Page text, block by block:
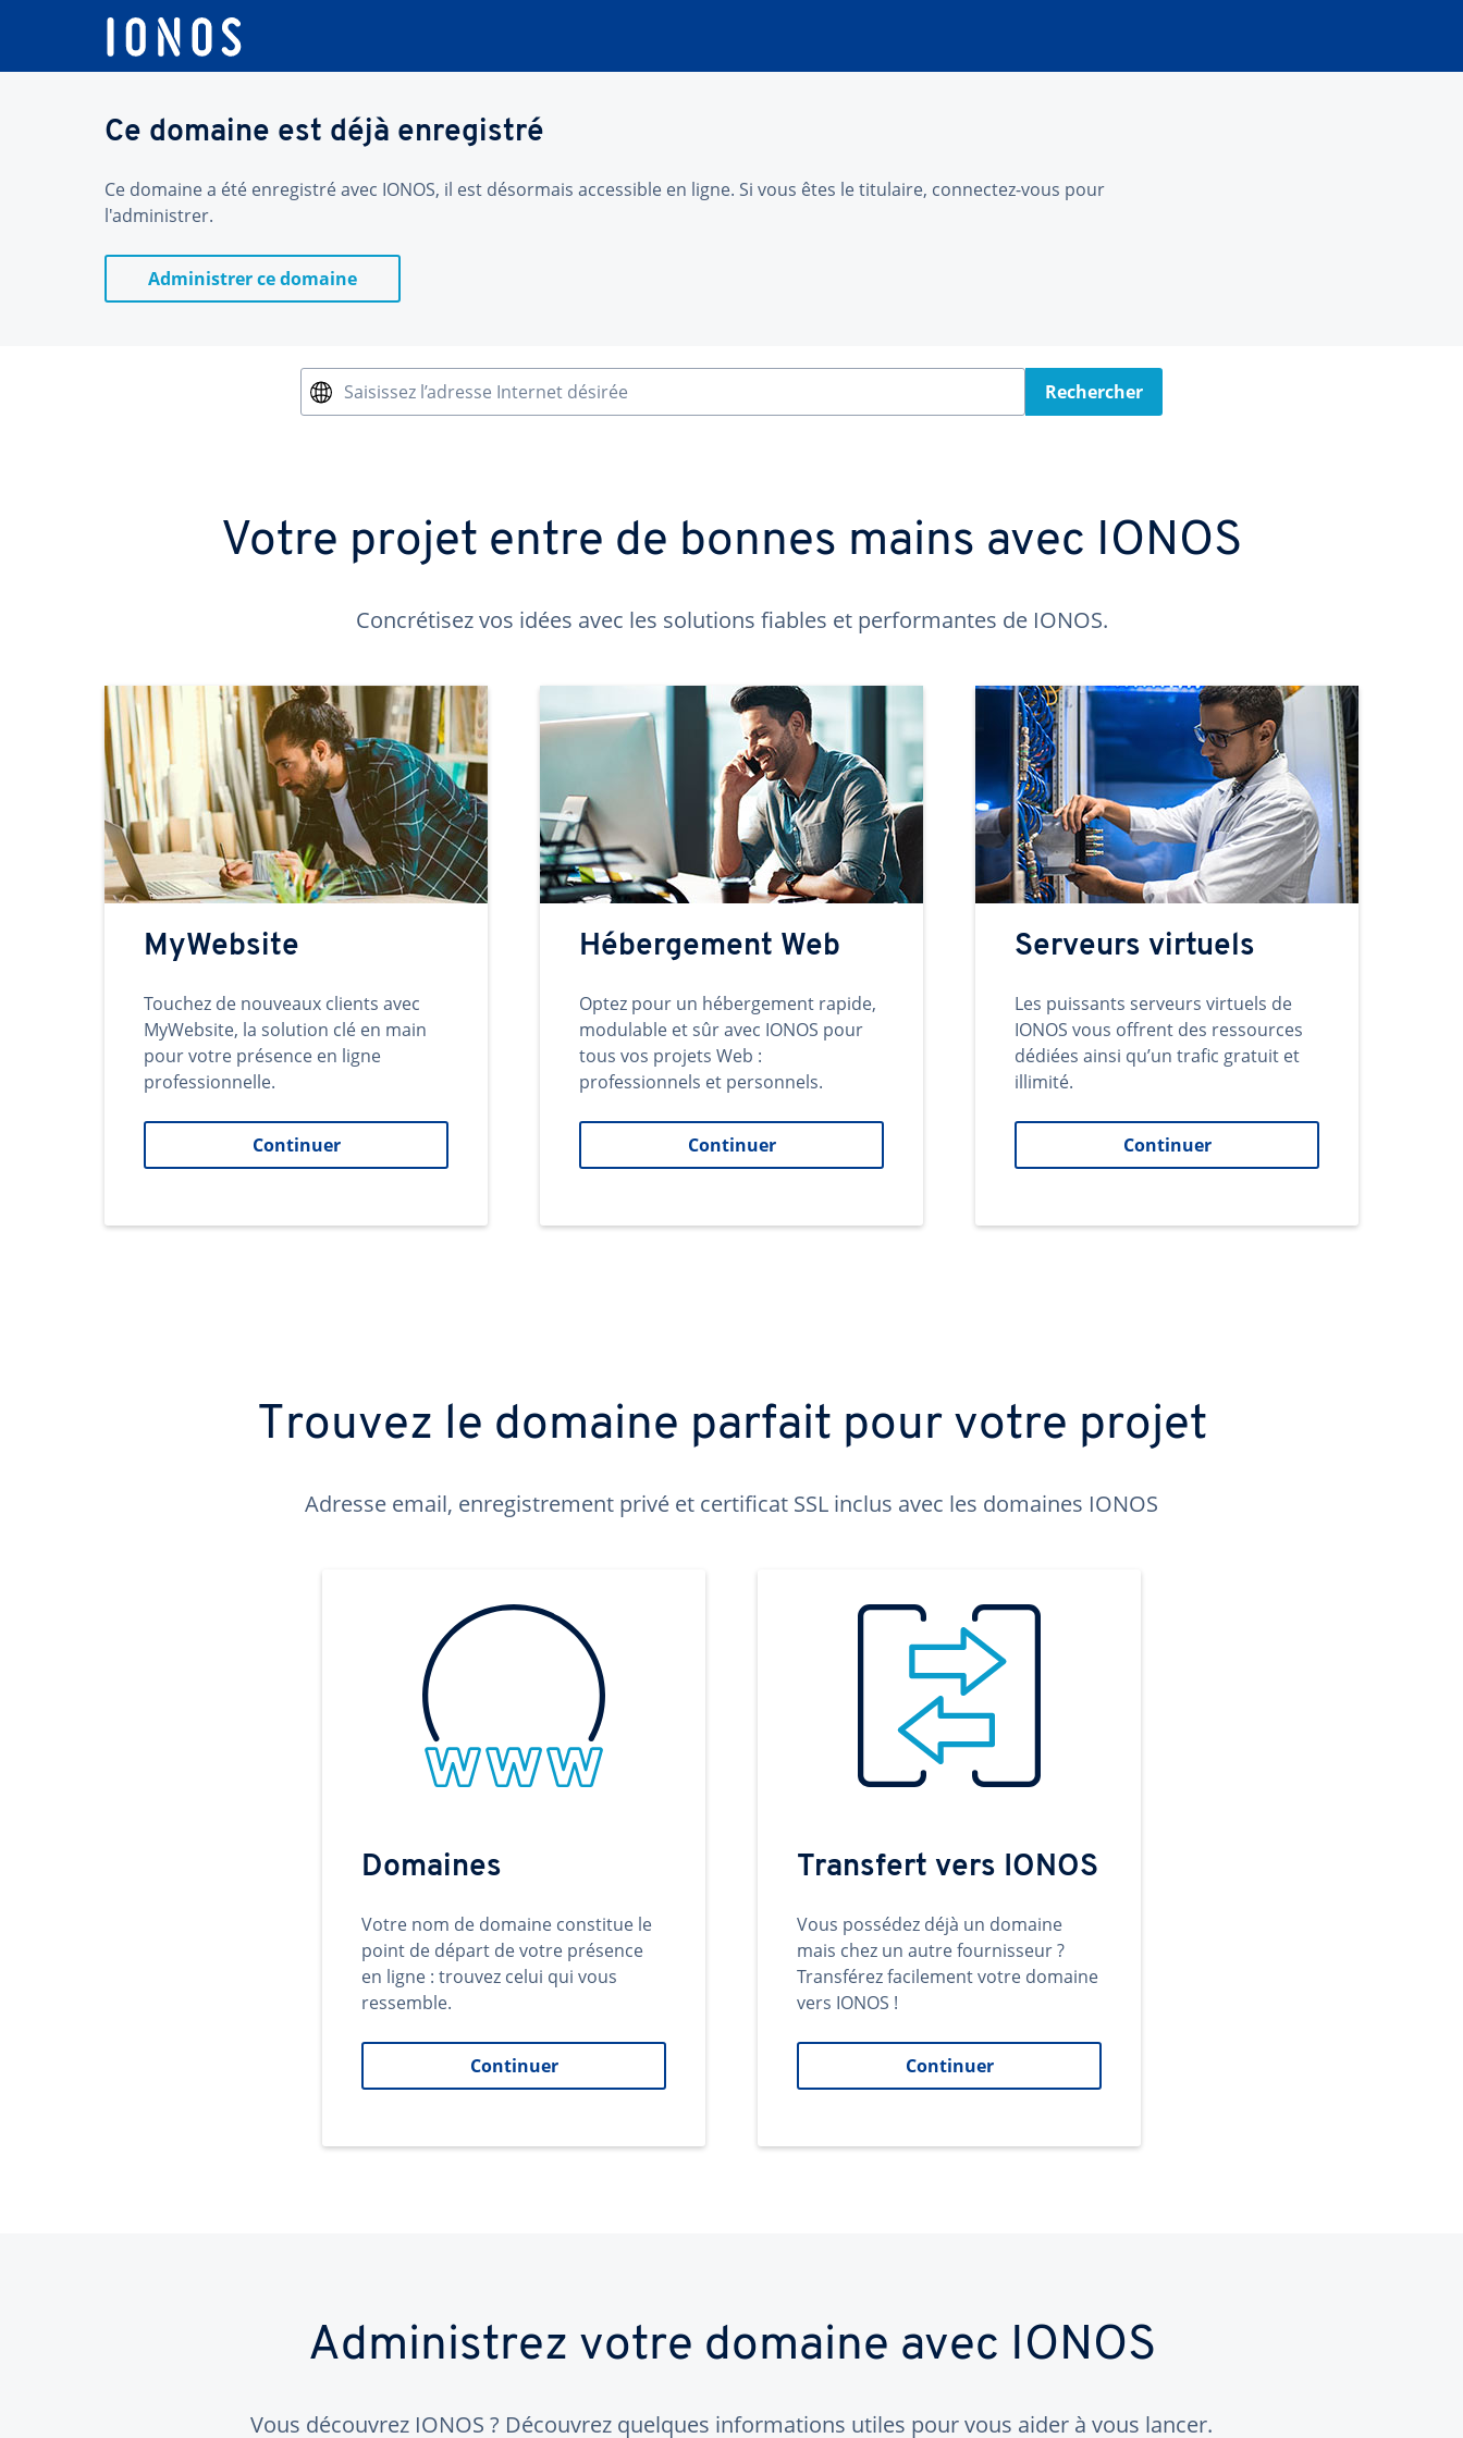
Ce domaine est déjà enregistré
Ce domaine a été enregistré avec IONOS, il est désormais accessible en ligne. Si vous êtes le titulaire, connectez-vous pour
l'administrer.
Administrer ce domaine
Saisissez l’adresse Internet désirée Rechercher
Votre projet entre de bonnes mains avec IONOS
Concrétisez vos idées avec les solutions fiables et performantes de IONOS.
MyWebsite
Touchez de nouveaux clients avec
MyWebsite, la solution clé en main
pour votre présence en ligne
professionnelle.
Continuer
Hébergement Web
Optez pour un hébergement rapide,
modulable et sûr avec IONOS pour
tous vos projets Web :
professionnels et personnels.
Continuer
Serveurs virtuels
Les puissants serveurs virtuels de
IONOS vous offrent des ressources
dédiées ainsi qu’un trafic gratuit et
illimité.
Continuer
Trouvez le domaine parfait pour votre projet
Adresse email, enregistrement privé et certificat SSL inclus avec les domaines IONOS
Domaines
Votre nom de domaine constitue le
point de départ de votre présence
en ligne : trouvez celui qui vous
ressemble.
Continuer
Transfert vers IONOS
Vous possédez déjà un domaine
mais chez un autre fournisseur ?
Transférez facilement votre domaine
vers IONOS !
Continuer
Administrez votre domaine avec IONOS
Vous découvrez IONOS ? Découvrez quelques informations utiles pour vous aider à vous lancer.